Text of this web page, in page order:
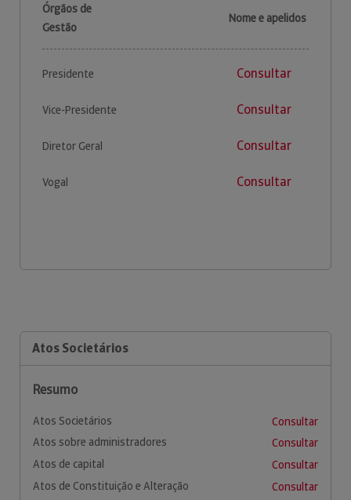
Órgãos de
Gestão
Nome e apelidos
Presidente Consultar
Vice-Presidente Consultar
Diretor Geral Consultar
Vogal Consultar
Atos Societários
Resumo
Atos Societários
Consultar
Atos sobre administradores
Consultar
Atos de capital
Consultar
Atos de Constituição e Alteração
Consultar